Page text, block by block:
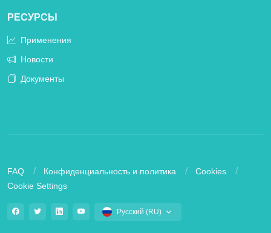
РЕСУРСЫ
Применения
Новости
Документы
FAQ Конфиденциальность и политика
Cookies
Cookie Settings
Русский (RU)